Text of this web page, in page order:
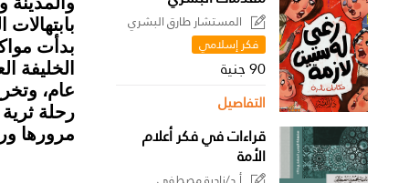
المستشار طارق البشري
فكر إسلامي
90 جنية
التفاصيل
قراءات في فكر أعلام
الأمة
بابتهالات
بدأت
الخليفة
عام،
رحلة
مرورها